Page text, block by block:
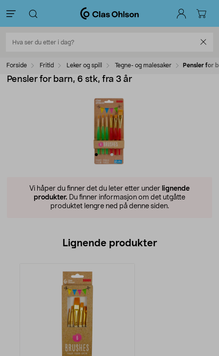
Forside Fritid Leker og spill Tegne- og malesaker Pensler for
Pensler for barn, 6 stk, fra 3 år
Vi håper du finner det du leter etter under lignende
produkter. Du finner informasjon om det utgåtte
produktet lengre ned på denne siden.
Lignende produkter